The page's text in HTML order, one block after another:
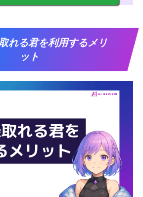
れる君を利用するメリ
ット